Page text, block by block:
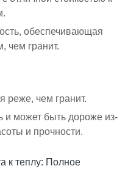
обеспечивающая
чем гранит.
реже, чем гранит.
и может быть дороже из-
и прочности.
к теплу: Полное